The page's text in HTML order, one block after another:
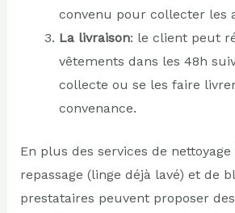
convenu pour collecter les
La livraison: le client peut
vêtements dans les 48h
collecte ou se les faire
convenance.
En plus des services de nettoyage
repassage (linge déjà lavé) et de
prestataires peuvent proposer